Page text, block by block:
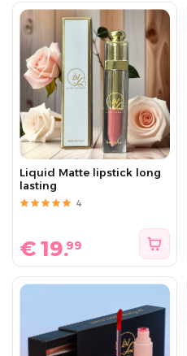
Liquid Matte lipstick long
lasting
4
€19.99